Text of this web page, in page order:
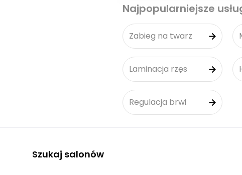
Najpopularniejsze
Zabieg na twarz
Laminacja rzęs
Regulacja brwi
Szukaj salonów